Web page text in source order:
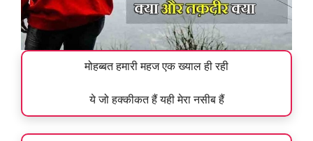
मोहब्बत हमारी महज एक ख्याल ही रही
ये जो हक्कीकत हैं यही मेरा नसीब हैं